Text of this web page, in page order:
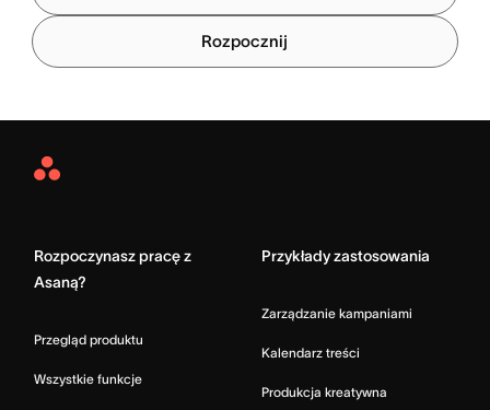
Rozpocznij
Asana
Rozpoczynasz pracę z
Asaną?
Przegląd produktu
Wszystkie funkcje
Przykłady zastosowania
Zarządzanie kampaniami
Kalendarz treści
Produkcja kreatywna